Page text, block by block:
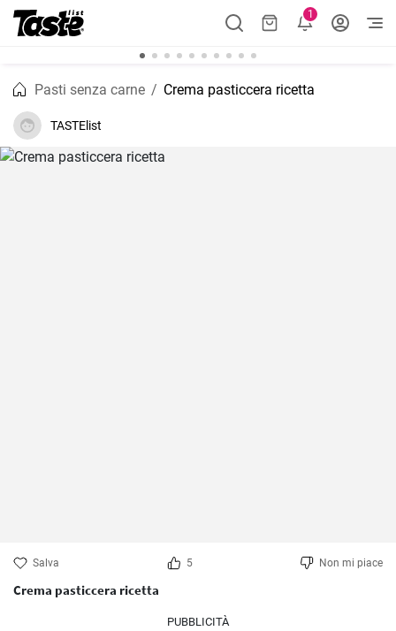
1
Pasti senza carne Crema pasticcera ricetta
TASTElist
Salva 5 Non mi piace
Crema pasticcera ricetta
PUBBLICITÀ